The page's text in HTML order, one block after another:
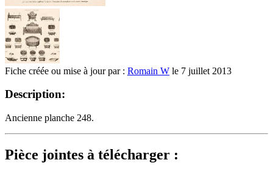
Fiche créée ou mise à jour par : Romain W le 7 juillet 2013
Description:
Ancienne planche 248.
Pièce jointes à télécharger :